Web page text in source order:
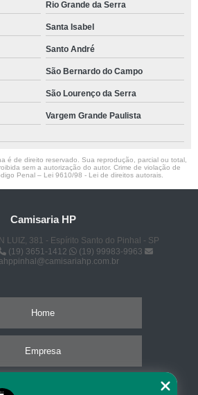
Rio Grande da Serra
Santa Isabel
Santo André
São Bernardo do Campo
São Lourenço da Serra
Vargem Grande Paulista
é de direito reservado. Sua reprodução, parcial ou total,
sem a autorização do autor. Crime de violação de
Penal – Lei 9610/98 - Lei de direitos autorais
Camisaria HP
LUIZ, 381 - Espírito Santo do Pinhal - SP
(19) 3651-1412
(19) 99983-9963
Home
Empresa